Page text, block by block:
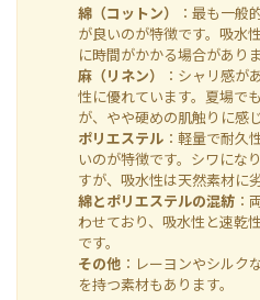
綿（コットン）
：最も一般
が良いのが特徴です。吸水
に時間がかかる場合がありま
麻（リネン）
：シャリ感が
性に優れています。夏場で
が、やや硬めの肌触りに感
ポリエステル：軽量で耐久
いのが特徴です。シワにな
すが、吸水性は天然素材に劣
綿とポリエステルの混紡：
わせており、吸水性と速乾
です。
その他：レーヨンやシルク
を持つ素材もあります。